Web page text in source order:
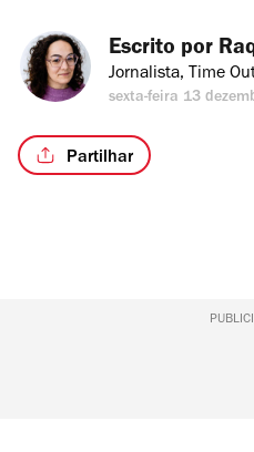
Escrito por
Jornalista, Time
sexta-feira 13
Partilhar